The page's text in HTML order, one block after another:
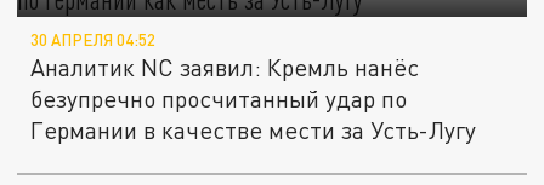
30 АПРЕЛЯ 04:52
Аналитик NC заявил: Кремль нанёс
безупречно просчитанный удар по
Германии в качестве мести за Усть-Лугу